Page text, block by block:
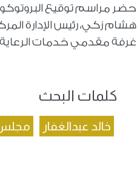
حضر مراسم توقيع
هشام زكي، رئيس الإدارة
غرفة مقدمي خدمات
كلمات البحث
خالد عبدالغفار مجلس